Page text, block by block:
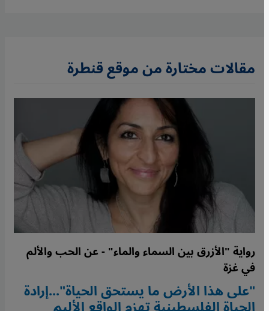
مقالات مختارة من موقع قنطرة
رواية "الأزرق بين السماء والماء" - عن الحب والألم
في غزة
"على هذا الأرض ما يستحق الحياة"...إرادة